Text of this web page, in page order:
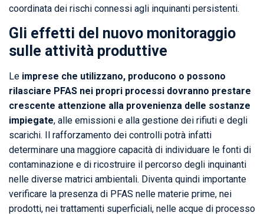
coordinata dei rischi connessi agli inquinanti persistenti.
Gli effetti del nuovo monitoraggio
sulle attività produttive
Le imprese che utilizzano, producono o possono
rilasciare PFAS nei propri processi dovranno prestare
crescente attenzione alla provenienza delle sostanze
impiegate, alle emissioni e alla gestione dei rifiuti e degli
scarichi. Il rafforzamento dei controlli potrà infatti
determinare una maggiore capacità di individuare le fonti di
contaminazione e di ricostruire il percorso degli inquinanti
nelle diverse matrici ambientali. Diventa quindi importante
verificare la presenza di PFAS nelle materie prime, nei
prodotti, nei trattamenti superficiali, nelle acque di processo